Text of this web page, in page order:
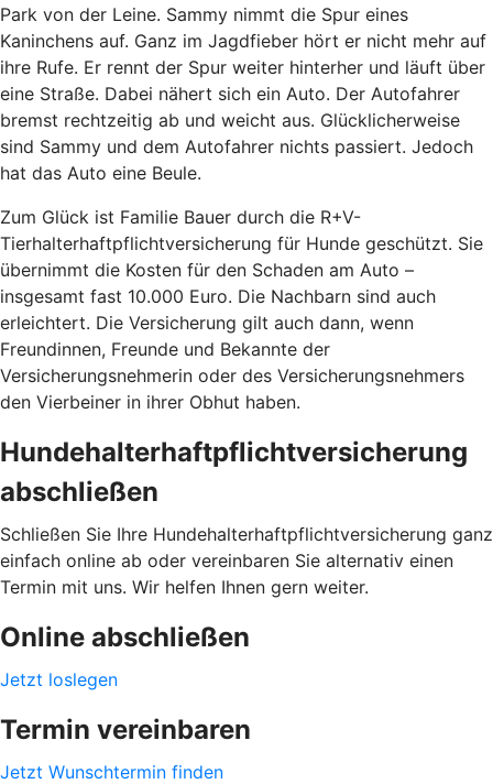
Park von der Leine. Sammy nimmt die Spur eines
Kaninchens auf. Ganz im Jagdfieber hört er nicht mehr auf
ihre Rufe. Er rennt der Spur weiter hinterher und läuft über
eine Straße. Dabei nähert sich ein Auto. Der Autofahrer
bremst rechtzeitig ab und weicht aus. Glücklicherweise
sind Sammy und dem Autofahrer nichts passiert. Jedoch
hat das Auto eine Beule.
Zum Glück ist Familie Bauer durch die R+V-
Tierhalterhaftpflichtversicherung für Hunde geschützt. Sie
übernimmt die Kosten für den Schaden am Auto –
insgesamt fast 10.000 Euro. Die Nachbarn sind auch
erleichtert. Die Versicherung gilt auch dann, wenn
Freundinnen, Freunde und Bekannte der
Versicherungsnehmerin oder des Versicherungsnehmers
den Vierbeiner in ihrer Obhut haben.
Hundehalterhaftpflichtversicherung
abschließen
Schließen Sie Ihre Hundehalterhaftpflichtversicherung ganz
einfach online ab oder vereinbaren Sie alternativ einen
Termin mit uns. Wir helfen Ihnen gern weiter.
Online abschließen
Jetzt loslegen
Termin vereinbaren
Jetzt Wunschtermin finden